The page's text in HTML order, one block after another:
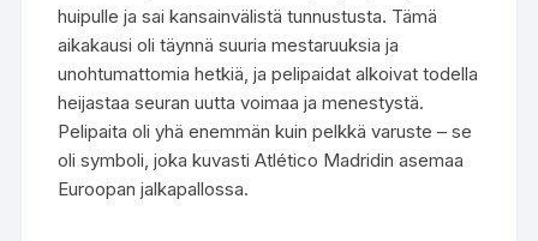
huipulle ja sai kansainvälistä tunnustusta. Tämä
aikakausi oli täynnä suuria mestaruuksia ja
unohtumattomia hetkiä, ja pelipaidat alkoivat todella
heijastaa seuran uutta voimaa ja menestystä.
Pelipaita oli yhä enemmän kuin pelkkä varuste – se
oli symboli, joka kuvasti Atlético Madridin asemaa
Euroopan jalkapallossa.